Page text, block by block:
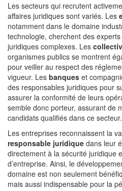
Les secteurs qui recrutent
affaires juridiques sont variés. Les
notamment dans le domaine
technologie, cherchent des
juridiques complexes. Les
organismes publics se montrent
pour veiller au respect des
vigueur. Les banques et
des responsables juridiques pour
assurer la conformité de leurs
semble donc porteur, assurant de
candidats qualifiés dans ce secteur.
Les entreprises reconnaissent la
responsable juridique dans leur
directement à la sécurité juridique
d’entreprise. Ainsi, le
domaine est non seulement
mais aussi indispensable pour la